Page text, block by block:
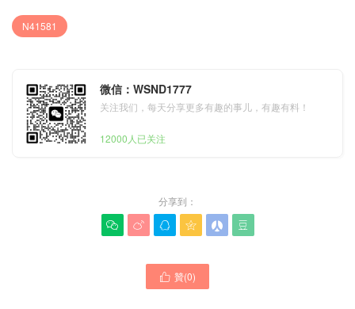
N41581
微信：WSND1777
关注我们，每天分享更多有趣的事儿，有趣有料！
12000人已关注
分享到：
     
 贊(0)
覽表 單肩包 手提包LV手袋
Malaysia LV路易威登包包
官網旗艦店價格圖片 LV單肩